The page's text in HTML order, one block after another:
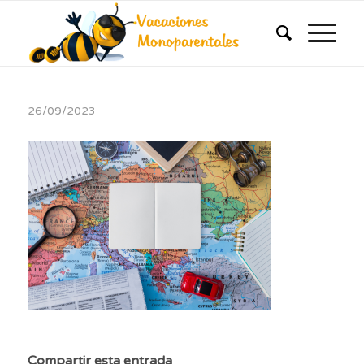
26/09/2023
Compartir esta entrada